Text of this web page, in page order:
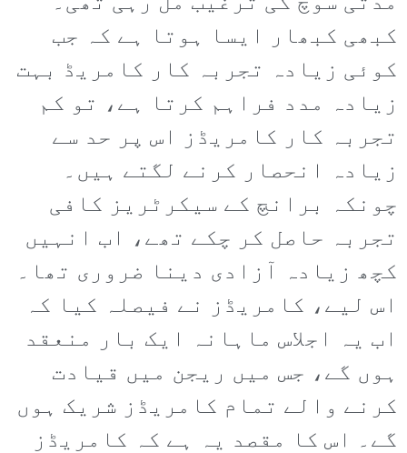
کبھی کبھار ایسا ہوتا ہے کہ جب
کوئی زیادہ تجربہ کار کامریڈ بہت
زیادہ مدد فراہم کرتا ہے، تو کم
تجربہ کار کامریڈز اس پر حد سے
زیادہ انحصار کرنے لگتے ہیں۔
چونکہ برانچ کے سیکرٹریز کافی
تجربہ حاصل کر چکے تھے، اب انہیں
کچھ زیادہ آزادی دینا ضروری تھا۔
اس لیے، کامریڈز نے فیصلہ کیا کہ
اب یہ اجلاس ماہانہ ایک بار منعقد
ہوں گے، جس میں ریجن میں قیادت
کرنے والے تمام کامریڈز شریک ہوں
گے۔ اس کا مقصد یہ ہے کہ کامریڈز